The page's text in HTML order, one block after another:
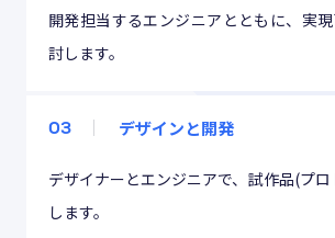
開発担当するエンジニアとともに、実
討します。
03 デザインと開発
デザイナーとエンジニアで、試作品(プ
します。